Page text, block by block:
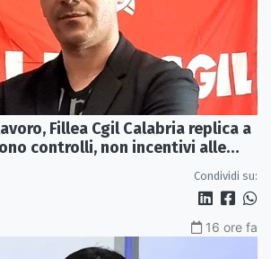
Fillea Cgil Calabria replica a
controlli, non incentivi alle
Condividi su:
16 ore fa